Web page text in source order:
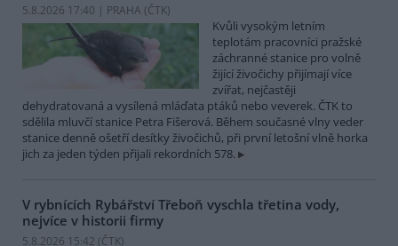
5.8.2026 17:40 | PRAHA (ČTK)
Kvůli vysokým letním
teplotám pracovníci pražské
záchranné stanice pro volně
žijící živočichy přijímají více
zvířat, nejčastěji
dehydratovaná a vysílená mláďata ptáků nebo veverek. ČTK to
sdělila mluvčí stanice Petra Fišerová. Během současné vlny veder
stanice denně ošetří desítky živočichů, při první letošní vlně horka
jich za jeden týden přijali rekordních 578.
V rybnících Rybářství Třeboň vyschla třetina vody,
nejvíce v historii firmy
5.8.2026 15:42 (ČTK)